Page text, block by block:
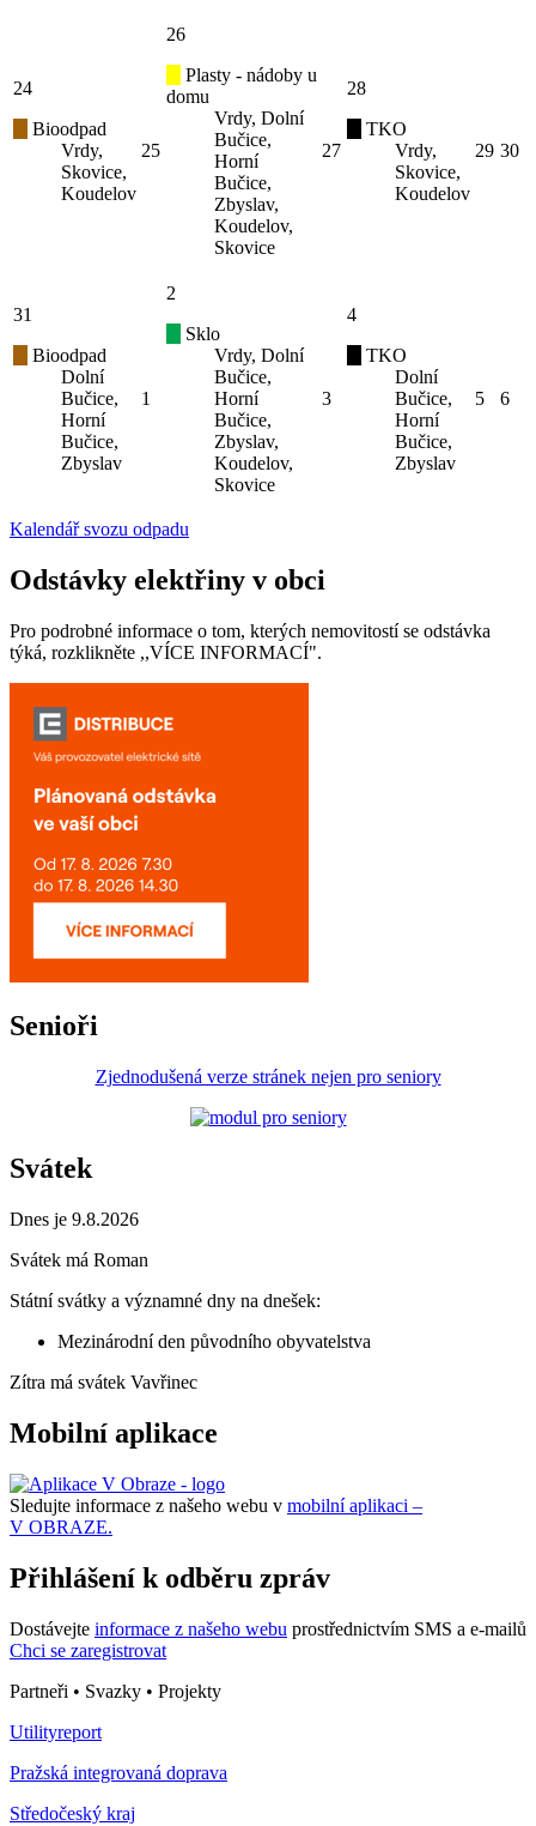
24
Bioodpad
Vrdy,
Skovice,
Koudelov
25
26
Plasty - nádoby u
domu
Vrdy, Dolní
Bučice,
Horní
Bučice,
Zbyslav,
Koudelov,
Skovice
27
28
TKO
Vrdy,
Skovice,
Koudelov
29 30
31
Bioodpad
Dolní
Bučice,
Horní
Bučice,
Zbyslav
1
2
Sklo
Vrdy, Dolní
Bučice,
Horní
Bučice,
Zbyslav,
Koudelov,
Skovice
3
4
TKO
Dolní
Bučice,
Horní
Bučice,
Zbyslav
5 6
Kalendář svozu odpadu
Odstávky elektřiny v obci
Pro podrobné informace o tom, kterých nemovitostí se odstávka
týká, rozklikněte ,,VÍCE INFORMACÍ".
Senioři
Zjednodušená verze stránek nejen pro seniory
Svátek
Dnes je 9.8.2026
Svátek má Roman
Státní svátky a významné dny na dnešek:
Mezinárodní den původního obyvatelstva
Zítra má svátek Vavřinec
Mobilní aplikace
Sledujte informace z našeho webu v mobilní aplikaci –
V OBRAZE.
Přihlášení k odběru zpráv
Dostávejte informace z našeho webu prostřednictvím SMS a e-mailů
Chci se zaregistrovat
Partneři • Svazky • Projekty
Utilityreport
Pražská integrovaná doprava
Středočeský kraj